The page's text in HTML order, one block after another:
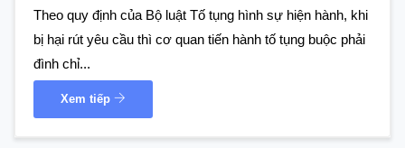
Theo quy định của Bộ luật Tố tụng hình sự hiện hành, khi
bị hại rút yêu cầu thì cơ quan tiến hành tố tụng buộc phải
đình chỉ...
Xem tiếp